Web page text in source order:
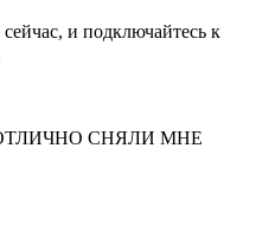
и подключайтесь к
СНЯЛИ МНЕ